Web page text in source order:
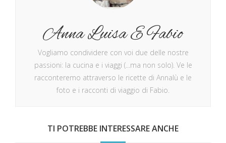
Anna Luisa E Fabio
Vogliamo condividere con voi due delle nostre
passioni: la cucina e i viaggi (...ma non solo). Ve le
racconteremo attraverso le ricette di Annalù e le
foto e i racconti di viaggio di Fabio.
TI POTREBBE INTERESSARE ANCHE